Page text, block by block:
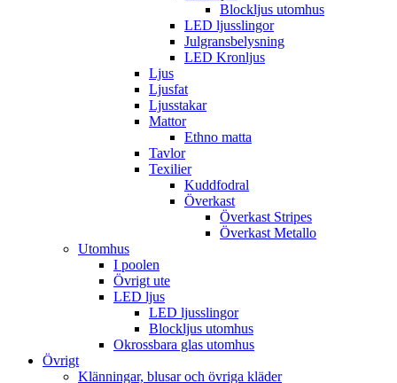
Blockljus utomhus
LED ljusslingor
Julgransbelysning
LED Kronljus
Ljus
Ljusfat
Ljusstakar
Mattor
Ethno matta
Tavlor
Texilier
Kuddfodral
Överkast
Överkast Stripes
Överkast Metallo
Utomhus
I poolen
Övrigt ute
LED ljus
LED ljusslingor
Blockljus utomhus
Okrossbara glas utomhus
Övrigt
Klänningar, blusar och övriga kläder